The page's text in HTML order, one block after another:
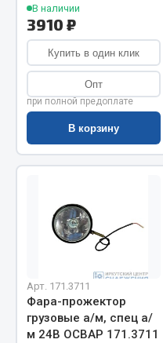
Весь раздел
Цепи подъёмные
Весь раздел
РТИ
Лента конвейерная
Манжеты
Патрубки
Прокладки
Рукава высокого давления
В наличии
3910 ₽
Купить в один клик
Опт
при полной предоплате
В корзину
Арт. 171.3711
Фара-прожектор
грузовые а/м, спец а/
м 24В ОСВАР 171.3711